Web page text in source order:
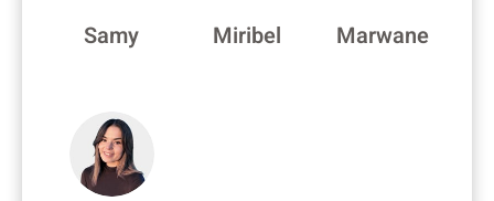
Samy Miribel Marwane